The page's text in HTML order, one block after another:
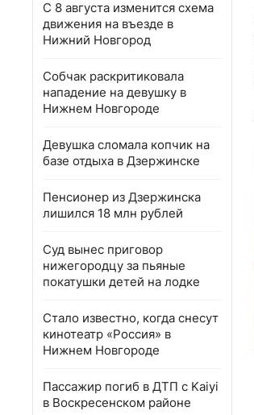
С 8 августа изменится схема
движения на въезде в
Нижний Новгород
Собчак раскритиковала
нападение на девушку в
Нижнем Новгороде
Девушка сломала копчик на
базе отдыха в Дзержинске
Пенсионер из Дзержинска
лишился 18 млн рублей
Суд вынес приговор
нижегородцу за пьяные
покатушки детей на лодке
Стало известно, когда снесут
кинотеатр «Россия» в
Нижнем Новгороде
Пассажир погиб в ДТП с Kaiyi
в Воскресенском районе